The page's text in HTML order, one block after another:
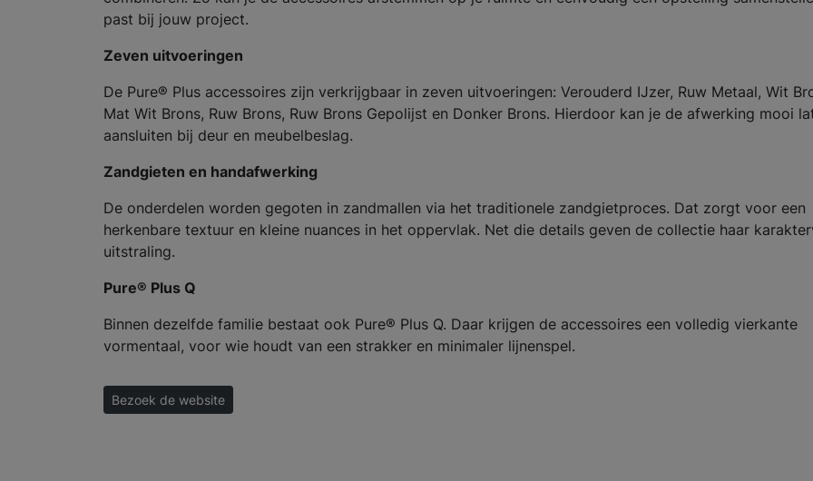
past bij jouw project.
Zeven uitvoeringen
De Pure® Plus accessoires zijn verkrijgbaar in zeven uitvoeringen: Verouderd IJzer, Ruw Metaal, Wit
Mat Wit Brons, Ruw Brons, Ruw Brons Gepolijst en Donker Brons. Hierdoor kan je de afwerking mooi
aansluiten bij deur en meubelbeslag.
Zandgieten en handafwerking
De onderdelen worden gegoten in zandmallen via het traditionele zandgietproces. Dat zorgt voor een
herkenbare textuur en kleine nuances in het oppervlak. Net die details geven de collectie haar
uitstraling.
Pure® Plus Q
Binnen dezelfde familie bestaat ook Pure® Plus Q. Daar krijgen de accessoires een volledig vierkante
vormentaal, voor wie houdt van een strakker en minimaler lijnenspel.
Bezoek de website